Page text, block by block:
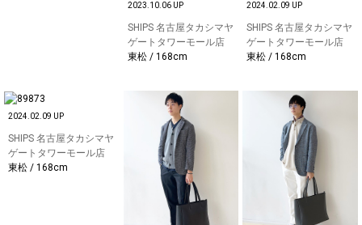
2023.10.06 UP
SHIPS 名古屋タカシマヤ
ゲートタワーモール店
東松 / 168cm
2024.02.09 UP
SHIPS 名古屋タカシマヤ
ゲートタワーモール店
東松 / 168cm
2024.02.09 UP
SHIPS 名古屋タカシマヤ
ゲートタワーモール店
東松 / 168cm